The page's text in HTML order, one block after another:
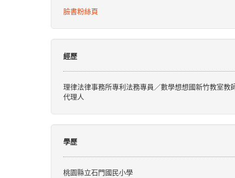
臉書粉絲頁
經歷
理律法律事務所專利法務專員／數學想想國新竹教室
代理人
學歷
桃園縣立石門國民小學